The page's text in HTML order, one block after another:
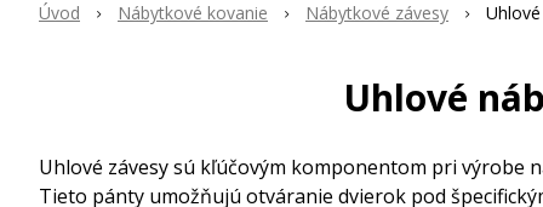
Úvod Nábytkové kovanie Nábytkové závesy Uhlové
Uhlové
Uhlové závesy sú kľúčovým komponentom pri výrobe
Tieto pánty umožňujú otváranie dvierok pod